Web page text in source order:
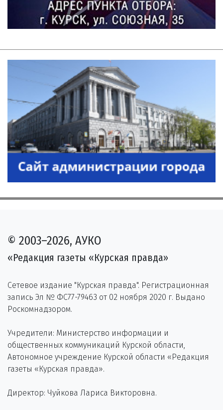
© 2003–2026, АУКО
«Редакция газеты «Курская правда»
Сетевое издание "Курская правда". Регистрационная
запись Эл № ФС77-79463 от 02 ноября 2020 г. Выдано
Роскомнадзором.
Учредители: Министерство информации и
общественных коммуникаций Курской области,
Автономное учреждение Курской области «Редакция
газеты «Курская правда».
Директор: Чуйкова Лариса Викторовна.